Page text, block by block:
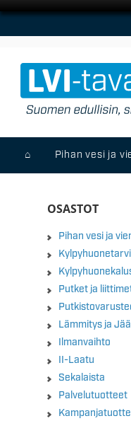
⌂ Pihan vesi ja
OSASTOT
Pihan vesi ja
Putket ja
Lämmitys ja
Ilmanvaihto
II-Laatu
Sekalaista
Palvelutuotteet